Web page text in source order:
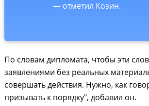
— отметил Козин.
По словам дипломата, чтобы эти
заявлениями без реальных
совершать действия. Нужно, как
призывать к порядку", добавил он.